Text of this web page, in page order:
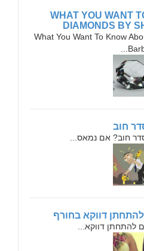
WHAT YOU WANT
DIAMONDS BY
What You Want To Know
חוב
חוב? אם נמאס...
דווקא בחורף
להתחתן דווקא...